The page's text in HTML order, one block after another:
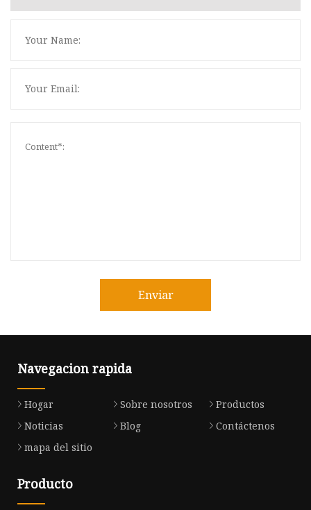
Enviar
Navegacion rapida
Hogar Sobre nosotros
Productos
Noticias
Blog
Contáctenos
mapa del sitio
Producto